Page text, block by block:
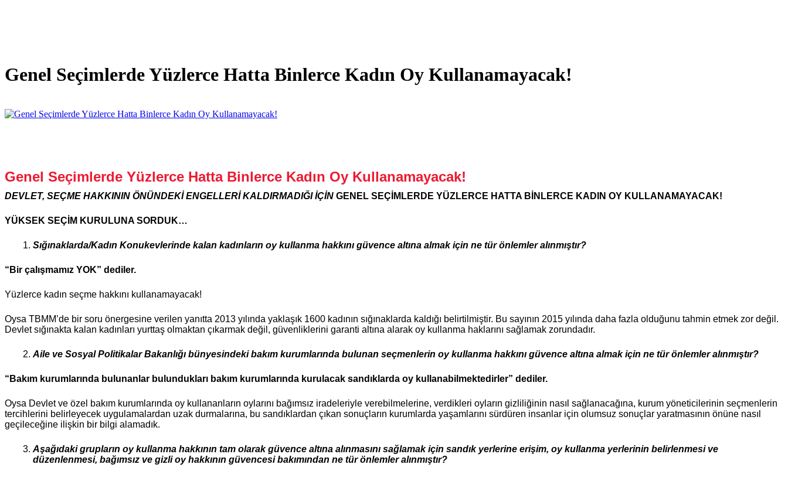
Genel Seçimlerde Yüzlerce Hatta Binlerce Kadın Oy Kullanamayacak!
Genel Seçimlerde Yüzlerce Hatta Binlerce Kadın Oy Kullanamayacak!
DEVLET, SEÇME HAKKININ ÖNÜNDEKİ ENGELLERİ KALDIRMADIĞI İÇİN GENEL SEÇİMLERDE YÜZLERCE HATTA BİNLERCE KADIN OY KULLANAMAYACAK!
YÜKSEK SEÇ M KURULUNA SORDUK…
Sığınaklarda/Kadın Konukevlerinde kalan kadınların oy kullanma hakkını güvence altına almak için ne tür önlemler alınmıştır?
“Bir çalışmamız YOK” dediler.
Yüzlerce kadın seçme hakkını kullanamayacak!
Oysa TBMM’de bir soru önergesine verilen yanıtta 2013 yılında yaklaşık 1600 kadının sığınaklarda kaldığı belirtilmiştir. Bu sayının 2015 yılında daha fazla olduğunu tahmin etmek zor değil.
Devlet sığınakta kalan kadınları yurttaş olmaktan çıkarmak değil, güvenliklerini garanti altına alarak oy kullanma haklarını sağlamak zorundadır.
Aile ve Sosyal Politikalar Bakanlığı bünyesindeki bakım kurumlarında bulunan seçmenlerin oy kullanma hakkını güvence altına almak için ne tür önlemler alınmıştır?
“Bakım kurumlarında bulunanlar bulundukları bakım kurumlarında kurulacak sandıklarda oy kullanabilmektedirler” dediler.
Oysa Devlet ve özel bakım kurumlarında oy kullananların oylarını bağımsız iradeleriyle verebilmelerine, verdikleri oyların gizliliğinin nasıl sağlanacağına, kurum yöneticilerinin seçmenlerin
tercihlerini belirleyecek uygulamalardan uzak durmalarına, bu sandıklardan çıkan sonuçların kurumlarda yaşamlarını sürdüren insanlar için olumsuz sonuçlar yaratmasının önüne nasıl
geçileceğine ilişkin bir bilgi alamadık.
Aşağıdaki grupların oy kullanma hakkının tam olarak güvence altına alınmasını sağlamak için sandık yerlerine erişim, oy kullanma yerlerinin belirlenmesi ve
düzenlenmesi, bağımsız ve gizli oy hakkının güvencesi bakımından ne tür önlemler alınmıştır?